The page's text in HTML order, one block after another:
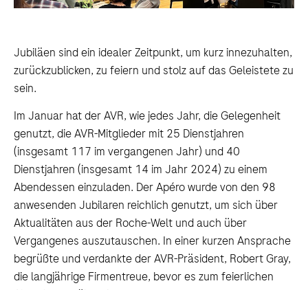
Jubiläen sind ein idealer Zeitpunkt, um kurz innezuhalten,
zurückzublicken, zu feiern und stolz auf das Geleistete zu
sein.
Im Januar hat der AVR, wie jedes Jahr, die Gelegenheit
genutzt, die AVR-Mitglieder mit 25 Dienstjahren
(insgesamt 117 im vergangenen Jahr) und 40
Dienstjahren (insgesamt 14 im Jahr 2024) zu einem
Abendessen einzuladen. Der Apéro wurde von den 98
anwesenden Jubilaren reichlich genutzt, um sich über
Aktualitäten aus der Roche-Welt und auch über
Vergangenes auszutauschen. In einer kurzen Ansprache
begrüßte und verdankte der AVR-Präsident, Robert Gray,
die langjährige Firmentreue, bevor es zum feierlichen